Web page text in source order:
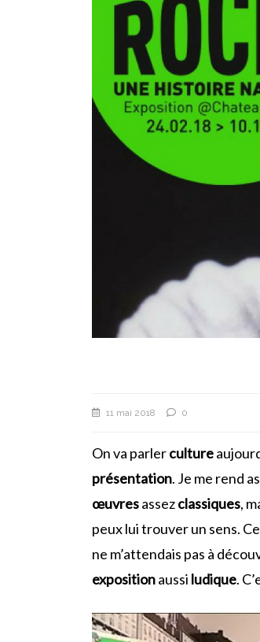
11 mai 2018 0
On va parlerculture
présentation. Je me rend
œuvresassezclassiques,
peux lui trouver un sens.
ne m’attendais pas à
expositionaussi ludique.